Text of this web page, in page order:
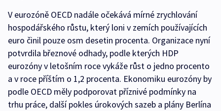
V eurozóně OECD nadále očekává mírné zrychlování
hospodářského růstu, který loni v zemích používajících
euro činil pouze osm desetin procenta. Organizace nyní
potvrdila březnové odhady, podle kterých HDP
eurozóny v letošním roce vykáže růst o jedno procento
a v roce příštím o 1,2 procenta. Ekonomiku eurozóny by
podle OECD měly podporovat příznivé podmínky na
trhu práce, další pokles úrokových sazeb a plány Berlína